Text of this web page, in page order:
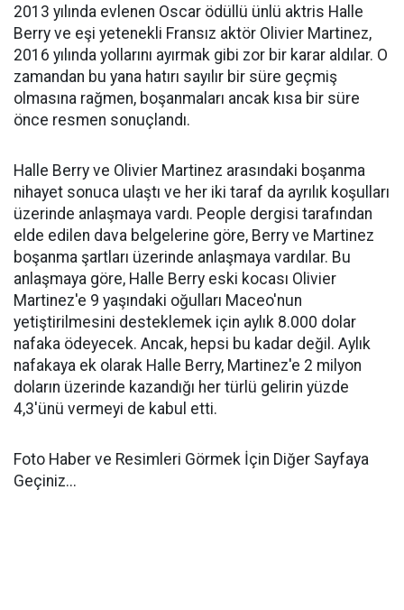
2013 yılında evlenen Oscar ödüllü ünlü aktris Halle
Berry ve eşi yetenekli Fransız aktör Olivier Martinez,
2016 yılında yollarını ayırmak gibi zor bir karar aldılar. O
zamandan bu yana hatırı sayılır bir süre geçmiş
olmasına rağmen, boşanmaları ancak kısa bir süre
önce resmen sonuçlandı.
Halle Berry ve Olivier Martinez arasındaki boşanma
nihayet sonuca ulaştı ve her iki taraf da ayrılık koşulları
üzerinde anlaşmaya vardı. People dergisi tarafından
elde edilen dava belgelerine göre, Berry ve Martinez
boşanma şartları üzerinde anlaşmaya vardılar. Bu
anlaşmaya göre, Halle Berry eski kocası Olivier
Martinez'e 9 yaşındaki oğulları Maceo'nun
yetiştirilmesini desteklemek için aylık 8.000 dolar
nafaka ödeyecek. Ancak, hepsi bu kadar değil. Aylık
nafakaya ek olarak Halle Berry, Martinez'e 2 milyon
doların üzerinde kazandığı her türlü gelirin yüzde
4,3'ünü vermeyi de kabul etti.
Foto Haber ve Resimleri Görmek İçin Diğer Sayfaya
Geçiniz...